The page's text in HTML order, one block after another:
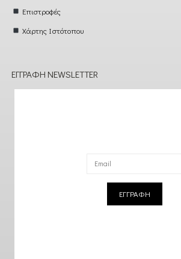
Επιστροφές
Χάρτης Ιστότοπου
ΕΓΓΡΑΦΉ NEWSLETTER
ΕΓΓΡΑΦΗ